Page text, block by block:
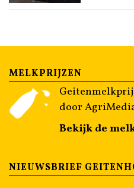
MELKPRIJZEN
door
Bekijk de
NIEUWSBRIEF